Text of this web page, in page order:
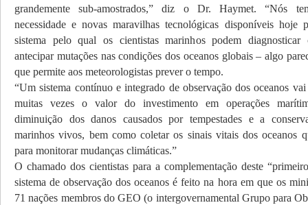
grandemente sub-amostrados,” diz o Dr. Haymet. “Nós
necessidade e novas maravilhas tecnológicas disponíveis hoje
sistema pelo qual os cientistas marinhos podem diagnosticar
antecipar mutações nas condições dos oceanos globais – algo
que permite aos meteorologistas prever o tempo.
“Um sistema contínuo e integrado de observação dos oceanos
muitas vezes o valor do investimento em operações
diminuição dos danos causados por tempestades e a
marinhos vivos, bem como coletar os sinais vitais dos oceanos
para monitorar mudanças climáticas.”
O chamado dos cientistas para a complementação deste
sistema de observação dos oceanos é feito na hora em que os
71 nações membros do GEO (o intergovernamental Grupo para